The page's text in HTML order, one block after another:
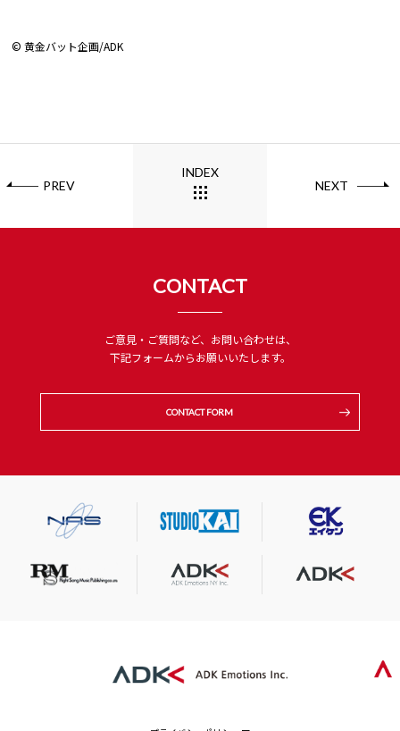
© 黄金バット企画/ADK
PREV
INDEX
NEXT
CONTACT
ご意見・ご質問など、お問い合わせは、
下記フォームからお願いいたします。
CONTACT FORM